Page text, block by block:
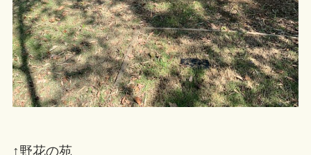
↑野花の苑